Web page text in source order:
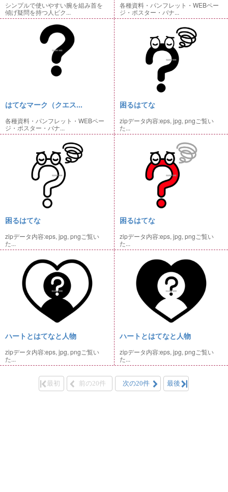
シンプルで使いやすい腕を組み首を
傾げ疑問を持つ人ピク...
各種資料・パンフレット・WEBペー
ジ・ポスター・バナ...
はてなマーク（クエス...
各種資料・パンフレット・WEBペー
ジ・ポスター・バナ...
困るはてな
zipデータ内容:eps, jpg, pngご覧い
た...
困るはてな
zipデータ内容:eps, jpg, pngご覧い
た...
困るはてな
zipデータ内容:eps, jpg, pngご覧い
た...
ハートとはてなと人物
zipデータ内容:eps, jpg, pngご覧い
た...
ハートとはてなと人物
zipデータ内容:eps, jpg, pngご覧い
た...
最初 前の20件 次の20件 最後